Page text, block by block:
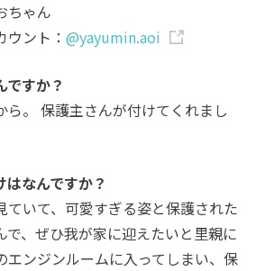
ちゃん
ウント：@yayumin.aoi
すか？
ら。 保護主さんが付けてくれまし
なんですか？
ていて、可愛すぎる姿と保護された
で、ぜひ我が家に迎えたいと里親に
エンジンルームに入ってしまい、保